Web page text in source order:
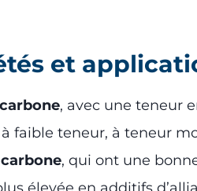
et
, avec une teneur
faible teneur, à teneur
, qui ont une
élevée en additifs